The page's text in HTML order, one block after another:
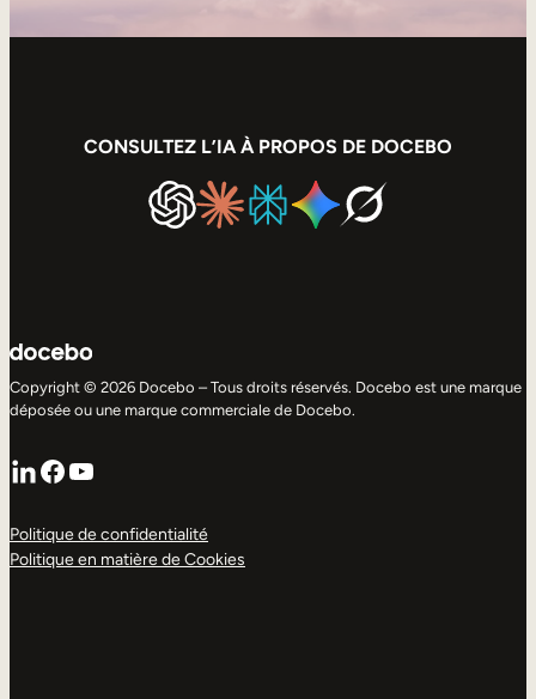
CONSULTEZ L’IA À PROPOS DE DOCEBO
Copyright © 2026 Docebo – Tous droits réservés. Docebo est une marque
déposée ou une marque commerciale de Docebo.
LinkedIn
Facebook
YouTube
Politique de confidentialité
Politique en matière de Cookies